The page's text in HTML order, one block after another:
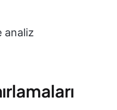
analiz